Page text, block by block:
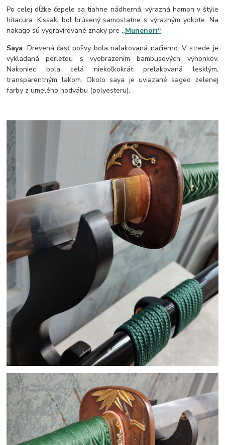
Po celej dĺžke čepele sa tiahne nádherná, výrazná hamon v štýle
hitacura. Kissaki bol brúsený samostatne s výrazným yokote. Na
nakago sú vygravírované znaky pre „Munenori“.
Saya: Drevená časť pošvy bola nalakovaná načierno. V strede je
vykladaná perleťou s vyobrazením bambusových výhonkov.
Nakoniec bola celá niekoľkokrát prelakovaná lesklým,
transparentným lakom. Okolo saya je uviazané sageo zelenej
farby z umelého hodvábu (polyesteru).